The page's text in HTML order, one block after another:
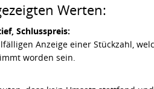
Werten:
Schlusspreis:
Anzeige einer Stückzahl,
worden sein.